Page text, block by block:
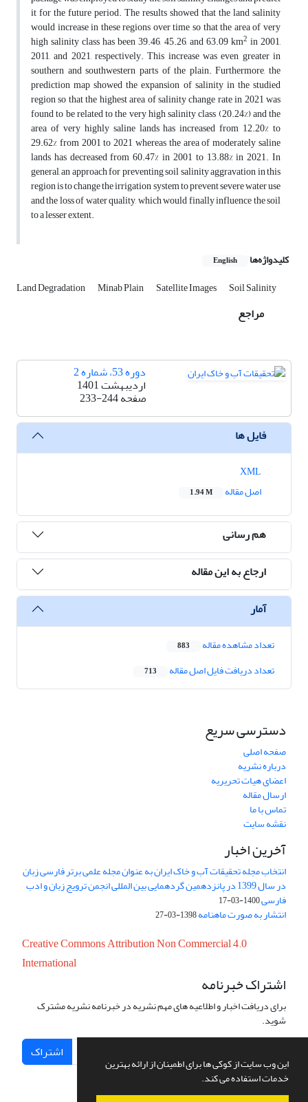
این وب سایت از کوکی ها برای اطمینان از ارائه بهترین
خدمات استفاده می کند.
it for the future period. The results showed that the land salinity
would increase in these regions over time so that the area of very
high salinity class has been 39.46, 45.26, and 63.09 km2 in 2001,
2011, and 2021, respectively. This increase was even greater in
southern and southwestern parts of the plain. Furthermore, the
prediction map showed the expansion of salinity in the studied
region so that the highest area of salinity change rate in 2021 was
found to be related to the very high salinity class (20.24%) and the
area of very highly saline lands has increased from 12.20% to
29.62% from 2001 to 2021 whereas the area of moderately saline
lands has decreased from 60.47% in 2001 to 13.88% in 2021. In
general, an approach for preventing soil salinity aggravation in this
region is to change the irrigation system to prevent severe water use
and the loss of water quality, which would finally influence the soil
to a lesser extent.
کلیدواژه‌ها English
Land Degradation Minab Plain Satellite Images Soil Salinity
مراجع
دوره 53، شماره 2
اردیبهشت 1401
صفحه233-244
فایل ها
اصل مقاله
1.94 M
هم رسانی
ارجاع به این مقاله
آمار
تعداد مشاهده مقاله 883
تعداد دریافت فایل اصل مقاله 713
دسترسی سریع
صفحه اصلی
درباره نشریه
اعضای هیات تحریریه
ارسال مقاله
تماس با ما
نقشه سایت
آخرین اخبار
انتخاب مجله تحقیقات آب و خاک ایران به عنوان مجله علمی برتر فارسی زبان
در سال 1399 در پانزدهمین گردهمایی بین المللی انجمن ترویج زبان و ادب
فارسی1400-03-17
انتشار به صورت ماهنامه1398-03-27
Creative Commons Attribution Non Commercial 4.0
International
اشتراک خبرنامه
برای دریافت اخبار و اطلاعیه های مهم نشریه در خبرنامه نشریه مشترک
شوید.
اشتراک